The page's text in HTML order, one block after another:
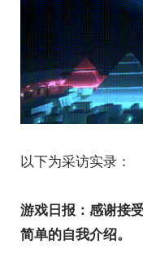
以下为采访实录：
游戏日报：感谢接
简单的自我介绍。